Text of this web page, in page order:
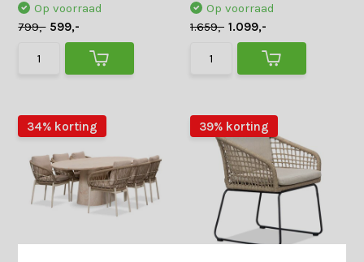
Op voorraad
799,- 599,-
Op voorraad
1.659,- 1.099,-
34% korting 39% korting